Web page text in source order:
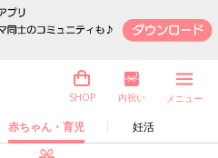
赤ちゃん・育児 妊活
SHOP 内祝い メニュー